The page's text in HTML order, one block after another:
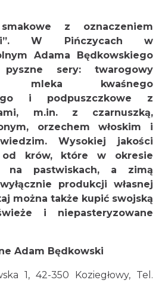
z oznaczeniem
W Pińczycach w
Adama Będkowskiego
sery: twarogowy
mleka kwaśnego
i podpuszczkowe z
m.in. z czarnuszką,
orzechem włoskim i
Wysokiej jakości
krów, które w okresie
na pastwiskach, a zimą
produkcji własnej
można także kupić swojską
i niepasteryzowane
Adam Będkowski
1, 42-350 Koziegłowy, Tel.